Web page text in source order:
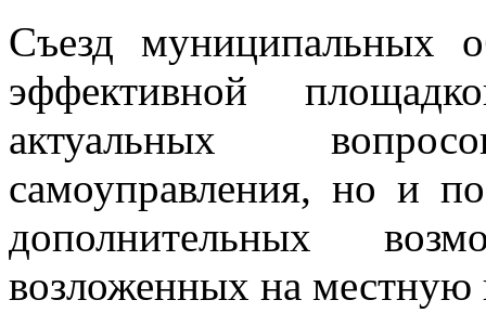
Съезд муниципальных
эффективной
актуальных
самоуправления, но и
дополнительных
возложенных на местную